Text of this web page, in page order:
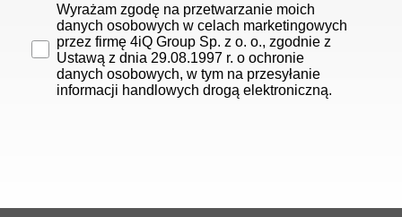
Wyrażam zgodę na przetwarzanie moich
danych osobowych w celach marketingowych
przez firmę 4iQ Group Sp. z o. o., zgodnie z
Ustawą z dnia 29.08.1997 r. o ochronie
danych osobowych, w tym na przesyłanie
informacji handlowych drogą elektroniczną.